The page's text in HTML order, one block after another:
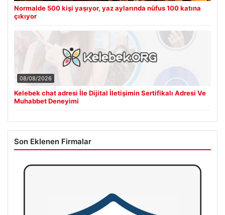
Normalde 500 kişi yaşıyor, yaz aylarında nüfus 100 katına
çıkıyor
08/08/2026
Kelebek chat adresi İle Dijital İletişimin Sertifikalı Adresi Ve
Muhabbet Deneyimi
Son Eklenen Firmalar